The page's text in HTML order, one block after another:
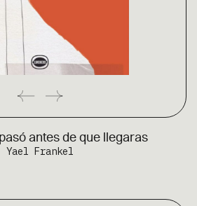
pasó antes de que llegaras
Yael Frankel